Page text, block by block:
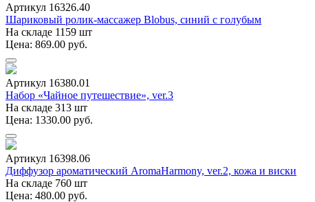
Артикул 16326.40
Шариковый ролик-массажер Blobus, синий с голубым
На складе 1159 шт
Цена: 869.00 руб.
Артикул 16380.01
Набор «Чайное путешествие», ver.3
На складе 313 шт
Цена: 1330.00 руб.
Артикул 16398.06
Диффузор ароматический AromaHarmony, ver.2, кожа и виски
На складе 760 шт
Цена: 480.00 руб.